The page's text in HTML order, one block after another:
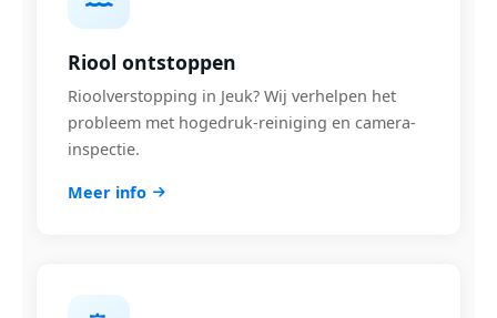
Riool ontstoppen
Rioolverstopping in Jeuk? Wij verhelpen het
probleem met hogedruk-reiniging en camera-
inspectie.
Meer info